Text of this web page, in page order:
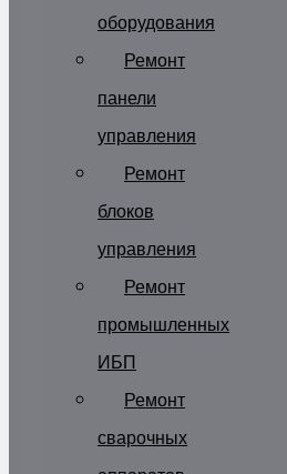
оборудования
Ремонт
панели
управления
Ремонт
блоков
управления
Ремонт
промышленных
ИБП
Ремонт
сварочных